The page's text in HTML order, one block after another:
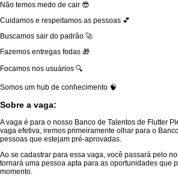
Não temos medo de cair 😎
Cuidamos e respeitamos as pessoas 💕
Buscamos sair do padrão 🚀
Fazemos entregas fodas 🎁
Focamos nos usuários 🔍
Somos um hub de conhecimento 🧠
Sobre a vaga:
A vaga é para o nosso Banco de Talentos de Flutter
vaga efetiva, iremos primeiramente olhar para o
pessoas que estejam pré-aprovadas.
Ao se cadastrar para essa vaga, você passará pelo
tornará uma pessoa apta para as oportunidades que
momento.